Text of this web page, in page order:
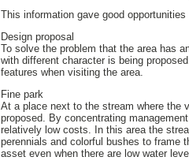
This information gave good
Design proposal
To solve the problem that the area has
with different character is being
features when visiting the area.
Fine park
At a place next to the stream where the
proposed. By concentrating
relatively low costs. In this area the
perennials and colorful bushes to frame
asset even when there are low water